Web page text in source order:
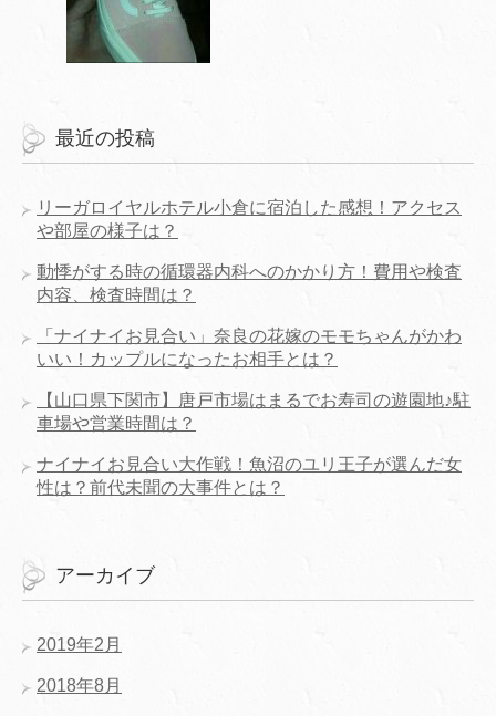
最近の投稿
リーガロイヤルホテル小倉に宿泊した感想！アクセス
や部屋の様子は？
動悸がする時の循環器内科へのかかり方！費用や検査
内容、検査時間は？
「ナイナイお見合い」奈良の花嫁のモモちゃんがかわ
いい！カップルになったお相手とは？
【山口県下関市】唐戸市場はまるでお寿司の遊園地♪駐
車場や営業時間は？
ナイナイお見合い大作戦！魚沼のユリ王子が選んだ女
性は？前代未聞の大事件とは？
アーカイブ
2019年2月
2018年8月